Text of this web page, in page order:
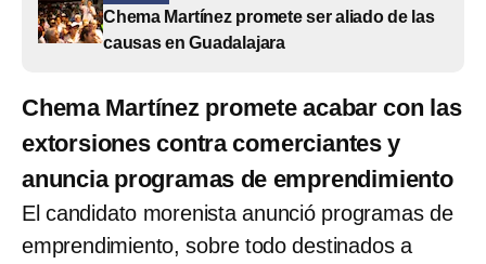
Chema Martínez promete ser aliado de las
causas en Guadalajara
Chema Martínez promete acabar con las
extorsiones contra comerciantes y
anuncia programas de emprendimiento
El candidato morenista anunció programas de
emprendimiento, sobre todo destinados a